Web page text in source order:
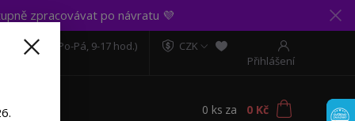
zpracovávat po návratu 💜
CZK
Přihlášení
888 281 (Po-Pá, 9-17 hod.)
0 ks za 0 Kč